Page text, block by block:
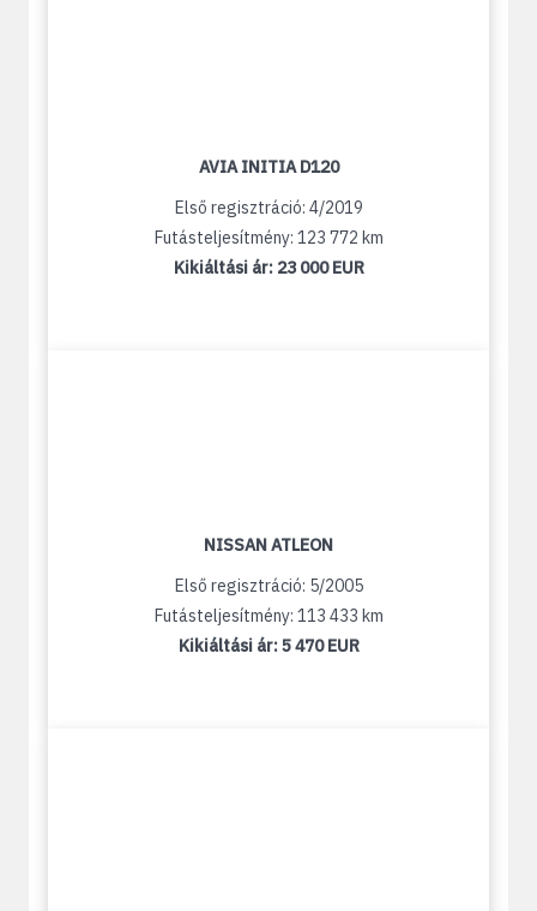
AVIA INITIA D120
Első regisztráció: 4/2019
Futásteljesítmény: 123 772 km
Kikiáltási ár: 23 000 EUR
NISSAN ATLEON
Első regisztráció: 5/2005
Futásteljesítmény: 113 433 km
Kikiáltási ár:5 470 EUR